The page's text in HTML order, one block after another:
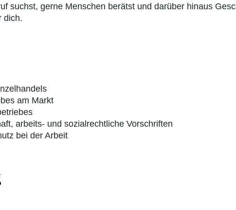
suchst, gerne Menschen berätst und darüber hinaus
dich.
am Markt
arbeits- und sozialrechtliche Vorschriften
bei der Arbeit